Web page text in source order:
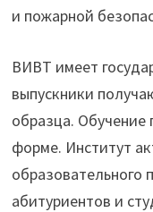
и пожарной
ВИВТ имеет
выпускники
образца. Обучение
форме. Институт
образовательного
абитуриентов и